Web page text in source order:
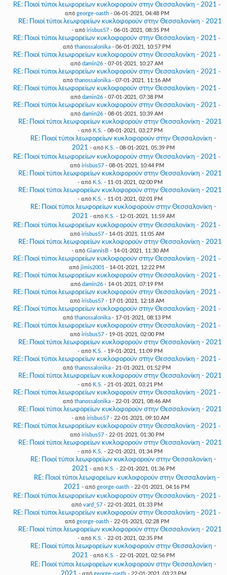
RE: Ποιοί τύποι λεωφορείων κυκλοφορούν στην Θεσσαλονίκη - 2021 -
από george-oasth- 06-01-2021, 04:48 PM
RE: Ποιοί τύποι λεωφορείων κυκλοφορούν στην Θεσσαλονίκη - 2021
- από irisbus57- 06-01-2021, 08:35 PM
RE: Ποιοί τύποι λεωφορείων κυκλοφορούν στην Θεσσαλονίκη - 2021 -
από thanossalonika - 06-01-2021, 10:57 PM
RE: Ποιοί τύποι λεωφορείων κυκλοφορούν στην Θεσσαλονίκη - 2021 -
από damin26 - 07-01-2021, 10:27 AM
RE: Ποιοί τύποι λεωφορείων κυκλοφορούν στην Θεσσαλονίκη - 2021 -
από thanossalonika - 07-01-2021, 11:16 AM
RE: Ποιοί τύποι λεωφορείων κυκλοφορούν στην Θεσσαλονίκη - 2021 -
από damin26 - 07-01-2021, 07:38 PM
RE: Ποιοί τύποι λεωφορείων κυκλοφορούν στην Θεσσαλονίκη - 2021 -
από damin26 - 08-01-2021, 10:39 AM
RE: Ποιοί τύποι λεωφορείων κυκλοφορούν στην Θεσσαλονίκη - 2021
- από K.S. - 08-01-2021, 03:27 PM
RE: Ποιοί τύποι λεωφορείων κυκλοφορούν στην Θεσσαλονίκη -
2021 - από K.S. - 08-01-2021, 05:39 PM
RE: Ποιοί τύποι λεωφορείων κυκλοφορούν στην Θεσσαλονίκη - 2021 -
από irisbus57- 08-01-2021, 10:44 PM
RE: Ποιοί τύποι λεωφορείων κυκλοφορούν στην Θεσσαλονίκη - 2021
- από K.S. - 11-01-2021, 02:00 PM
RE: Ποιοί τύποι λεωφορείων κυκλοφορούν στην Θεσσαλονίκη - 2021
- από K.S. - 11-01-2021, 02:01 PM
RE: Ποιοί τύποι λεωφορείων κυκλοφορούν στην Θεσσαλονίκη -
2021 - από K.S. - 12-01-2021, 11:59 AM
RE: Ποιοί τύποι λεωφορείων κυκλοφορούν στην Θεσσαλονίκη - 2021 -
από irisbus57- 14-01-2021, 11:05 AM
RE: Ποιοί τύποι λεωφορείων κυκλοφορούν στην Θεσσαλονίκη - 2021
- από GiannisB - 14-01-2021, 11:30 AM
RE: Ποιοί τύποι λεωφορείων κυκλοφορούν στην Θεσσαλονίκη - 2021 -
από jimis2001 - 14-01-2021, 12:22 PM
RE: Ποιοί τύποι λεωφορείων κυκλοφορούν στην Θεσσαλονίκη - 2021 -
από damin26 - 14-01-2021, 07:19 PM
RE: Ποιοί τύποι λεωφορείων κυκλοφορούν στην Θεσσαλονίκη - 2021 -
από irisbus57- 17-01-2021, 12:18 AM
RE: Ποιοί τύποι λεωφορείων κυκλοφορούν στην Θεσσαλονίκη - 2021 -
από thanossalonika - 17-01-2021, 08:13 PM
RE: Ποιοί τύποι λεωφορείων κυκλοφορούν στην Θεσσαλονίκη - 2021 -
από irisbus57- 19-01-2021, 02:00 PM
RE: Ποιοί τύποι λεωφορείων κυκλοφορούν στην Θεσσαλονίκη - 2021
- από K.S. - 19-01-2021, 11:09 PM
RE: Ποιοί τύποι λεωφορείων κυκλοφορούν στην Θεσσαλονίκη - 2021 -
από thanossalonika - 21-01-2021, 01:52 PM
RE: Ποιοί τύποι λεωφορείων κυκλοφορούν στην Θεσσαλονίκη - 2021
- από K.S. - 21-01-2021, 03:21 PM
RE: Ποιοί τύποι λεωφορείων κυκλοφορούν στην Θεσσαλονίκη - 2021 -
από thanossalonika - 22-01-2021, 08:46 AM
RE: Ποιοί τύποι λεωφορείων κυκλοφορούν στην Θεσσαλονίκη - 2021
- από irisbus57- 22-01-2021, 09:10 AM
RE: Ποιοί τύποι λεωφορείων κυκλοφορούν στην Θεσσαλονίκη - 2021 -
από irisbus57- 22-01-2021, 01:30 PM
RE: Ποιοί τύποι λεωφορείων κυκλοφορούν στην Θεσσαλονίκη - 2021
- από K.S. - 22-01-2021, 01:34 PM
RE: Ποιοί τύποι λεωφορείων κυκλοφορούν στην Θεσσαλονίκη -
2021 - από K.S. - 22-01-2021, 01:36 PM
RE: Ποιοί τύποι λεωφορείων κυκλοφορούν στην Θεσσαλονίκη -
2021 - από george-oasth - 22-01-2021, 04:16 PM
RE: Ποιοί τύποι λεωφορείων κυκλοφορούν στην Θεσσαλονίκη - 2021 -
από vard_57- 22-01-2021, 01:33 PM
RE: Ποιοί τύποι λεωφορείων κυκλοφορούν στην Θεσσαλονίκη - 2021 -
από george-oasth- 22-01-2021, 02:28 PM
RE: Ποιοί τύποι λεωφορείων κυκλοφορούν στην Θεσσαλονίκη - 2021
- από K.S. - 22-01-2021, 02:35 PM
RE: Ποιοί τύποι λεωφορείων κυκλοφορούν στην Θεσσαλονίκη -
2021 - από K.S. - 22-01-2021, 02:56 PM
RE: Ποιοί τύποι λεωφορείων κυκλοφορούν στην Θεσσαλονίκη -
- από george-oasth- 22-01-2021, 03:23 PM